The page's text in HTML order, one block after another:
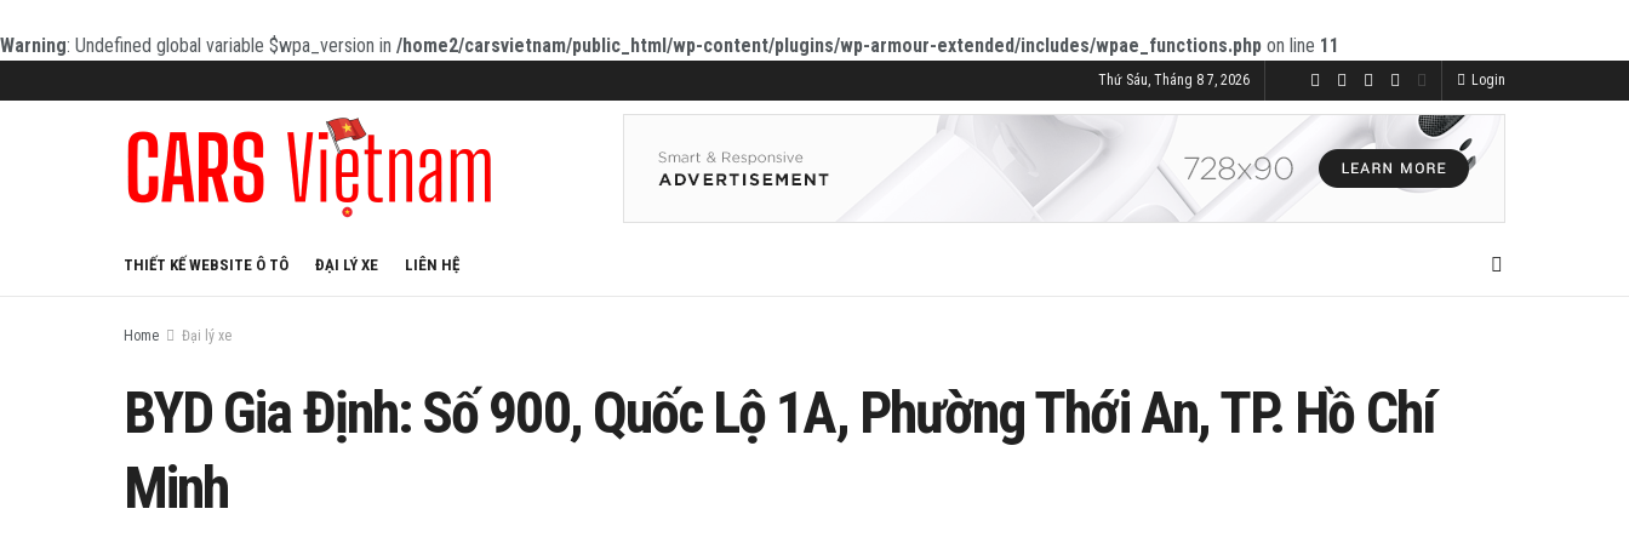
Warning: Undefined global variable $wpa_version in /home2/carsvietnam/public_html/wp-content/plugins/wp-armour-extended/includes/wpae_functions.php on line 11
Thứ Sáu, Tháng 8 7, 2026 Login
THIẾT KẾ WEBSITE Ô TÔ ĐẠI LÝ XE LIÊN HỆ
Home Đại lý xe
BYD Gia Định: Số 900, Quốc Lộ 1A, Phường Thới An, TP. Hồ Chí
Minh